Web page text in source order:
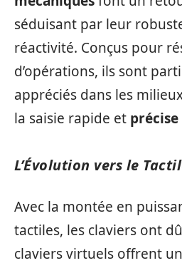
séduisant par leur
réactivité. Conçus pour
d’opérations, ils sont
appréciés dans les
la saisie rapide et précise
L’Évolution vers le
Avec la montée en
tactiles, les claviers ont
claviers virtuels offrent